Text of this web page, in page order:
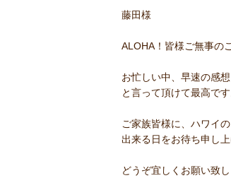
藤田様
ALOHA！皆様ご無事の
お忙しい中、早速の感
と言って頂けて最高です
ご家族皆様に、ハワイ
出来る日をお待ち申し上
どうぞ宜しくお願い致し